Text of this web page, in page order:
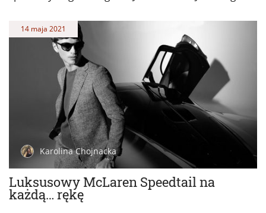
Luksusowy McLaren Speedtail na
każdą… rękę
14 maja 2021
Karolina Chojnacka